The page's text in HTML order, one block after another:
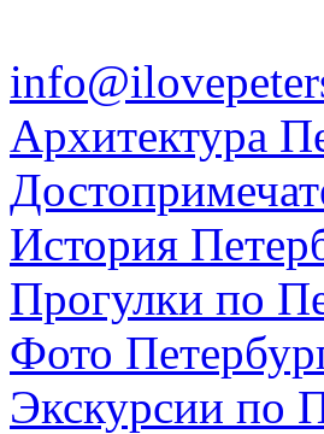
Архитектура
История
Прогулки по
Фото
Экскурсии по